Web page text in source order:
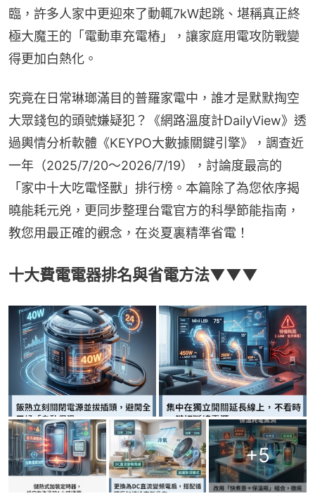
臨，許多人家中更迎來了動輒7kW起跳、堪稱真正終
極大魔王的「電動車充電樁」，讓家庭用電攻防戰變
得更加白熱化。
究竟在日常琳瑯滿目的普羅家電中，誰才是默默掏空
大眾錢包的頭號嫌疑犯？《網路溫度計DailyView》透
過輿情分析軟體《KEYPO大數據關鍵引擎》，調查近
一年（2025/7/20～2026/7/19），討論度最高的
「家中十大吃電怪獸」排行榜。本篇除了為您依序揭
曉能耗元兇，更同步整理台電官方的科學節能指南，
教您用最正確的觀念，在炎夏裏精準省電！
十大費電電器排名與省電方法▼▼▼
+5